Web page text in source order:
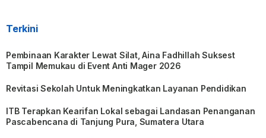
Terkini
Pembinaan Karakter Lewat Silat, Aina Fadhillah Suksest
Tampil Memukau di Event Anti Mager 2026
Revitasi Sekolah Untuk Meningkatkan Layanan Pendidikan
ITB Terapkan Kearifan Lokal sebagai Landasan Penanganan
Pascabencana di Tanjung Pura, Sumatera Utara